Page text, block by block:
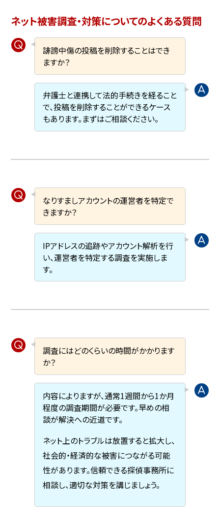
ネット被害調査・対策についてのよくある質問
誹謗中傷の投稿を削除することはでき
ますか？
弁護士と連携して法的手続きを経ること
で、投稿を削除することができるケース
もあります。まずはご相談ください。
なりすましアカウントの運営者を特定で
きますか？
IPアドレスの追跡やアカウント解析を行
い、運営者を特定する調査を実施しま
す。
調査にはどのくらいの時間がかかります
か？
内容によりますが、通常1週間から1か月
程度の調査期間が必要です。早めの相
談が解決への近道です。
ネット上のトラブルは放置すると拡大し、
社会的・経済的な被害につながる可能
性があります。信頼できる探偵事務所に
相談し、適切な対策を講じましょう。